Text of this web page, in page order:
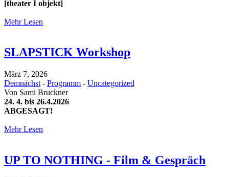
[theater I objekt]
Mehr Lesen
SLAPSTICK Workshop
März 7, 2026
Demnächst - Programm - Uncategorized
Von Sami Bruckner
24. 4. bis 26.4.2026
ABGESAGT!
Mehr Lesen
UP TO NOTHING - Film & Gespräch